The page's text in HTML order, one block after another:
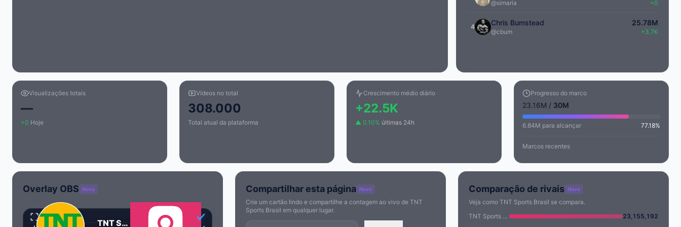
@simaria +0
4 Chris Bumstead
@cbum
25.78M
+3.7K
Visualizações totais
—
+0 Hoje
Vídeos no total
308.000
Total atual da plataforma
Crescimento médio diário
+22.5K
▲ 0.10% últimas 24h
Progresso do marco
23.16M / 30M
6.84M para alcançar 77.18%
Marcos recentes
Overlay OBS Novo
TNT Sports Brasil
Transparente
Compartilhar esta página Novo
Crie um cartão lindo e compartilhe a contagem ao vivo de TNT
Sports Brasil em qualquer lugar.
Comparação de rivais Novo
Veja como TNT Sports Brasil se compara.
TNT Sports Brasil
23,155,192